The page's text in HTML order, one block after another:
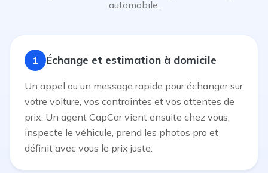
automobile.
1 Échange et estimation à domicile
Un appel ou un message rapide pour échanger sur
votre voiture, vos contraintes et vos attentes de
prix. Un agent CapCar vient ensuite chez vous,
inspecte le véhicule, prend les photos pro et
définit avec vous le prix juste.